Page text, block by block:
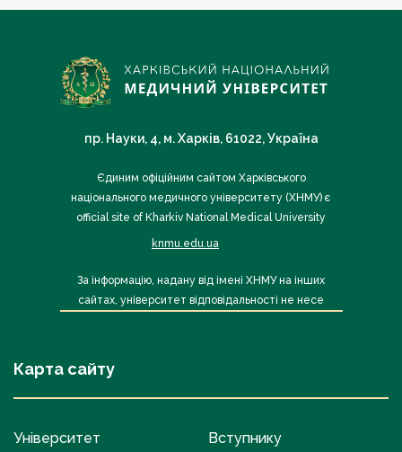
пр. Науки, 4, м. Харків, 61022, Україна
Єдиним офіційним сайтом Харківського
національного медичного університету (ХНМУ) є
official site of Kharkiv National Medical University
knmu.edu.ua
За інформацію, надану від імені ХНМУ на інших
сайтах, університет відповідальності не несе
Карта сайту
Університет Вступнику